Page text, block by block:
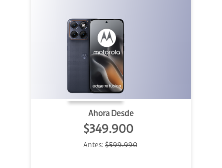
Ahora Desde
$349.900
Antes: $599.990